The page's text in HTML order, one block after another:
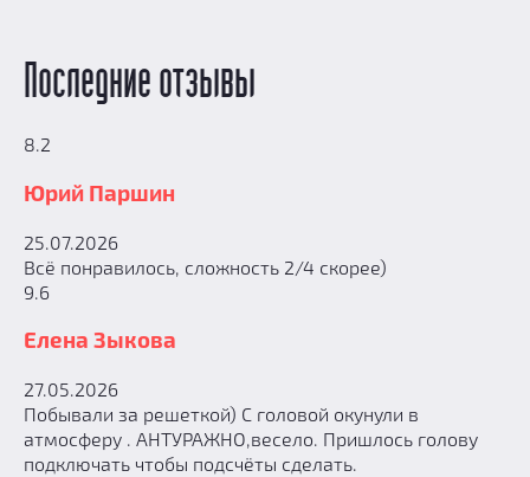
Последние отзывы
8.2
Юрий Паршин
25.07.2026
Всё понравилось, сложность 2/4 скорее)
9.6
Елена Зыкова
27.05.2026
Побывали за решеткой) С головой окунули в
атмосферу . АНТУРАЖНО,весело. Пришлось голову
подключать чтобы подсчёты сделать.